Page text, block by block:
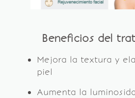
Beneficios del
Mejora la textura y
piel
Aumenta la